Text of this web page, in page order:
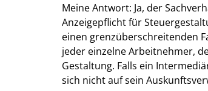
Meine Antwort: Ja, der
Anzeigepflicht für
einen grenzüberschreitenden
jeder einzelne Arbeitnehmer,
Gestaltung. Falls ein
sich nicht auf sein